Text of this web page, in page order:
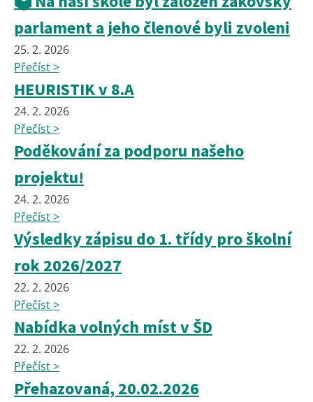
parlament a jeho členové byli zvoleni
25. 2. 2026
Přečíst >
HEURISTIK v 8.A
24. 2. 2026
Přečíst >
Poděkování za podporu našeho
projektu!
24. 2. 2026
Přečíst >
Výsledky zápisu do 1. třídy pro školní
rok 2026/2027
22. 2. 2026
Přečíst >
Nabídka volných míst v ŠD
22. 2. 2026
Přečíst >
Přehazovaná, 20.02.2026